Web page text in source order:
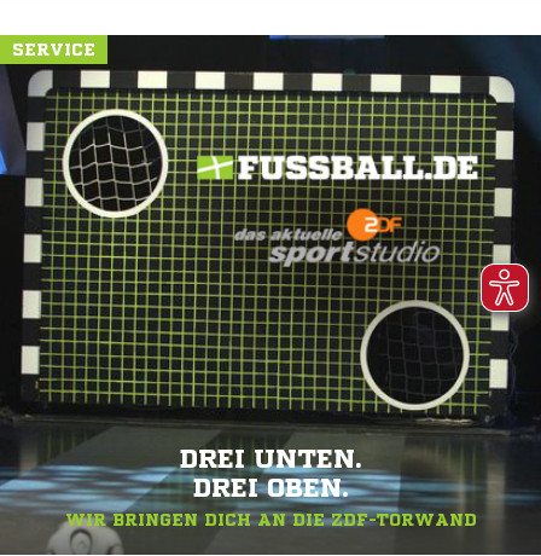
SERVICE
DREI UNTEN.
DREI OBEN.
WIR BRINGEN DICH AN DIE ZDF-TORWAND